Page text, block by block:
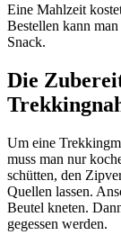
Eine Mahlzeit
Bestellen kann
Snack.
Die
Um eine
muss man nur
schütten, den
Quellen lassen.
Beutel kneten.
gegessen werden.